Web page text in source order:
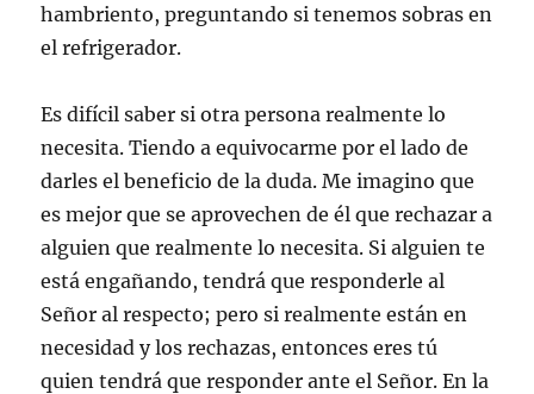
hambriento, preguntando si tenemos sobras en
el refrigerador.
Es difícil saber si otra persona realmente lo
necesita. Tiendo a equivocarme por el lado de
darles el beneficio de la duda. Me imagino que
es mejor que se aprovechen de él que rechazar a
alguien que realmente lo necesita. Si alguien te
está engañando, tendrá que responderle al
Señor al respecto; pero si realmente están en
necesidad y los rechazas, entonces eres tú
quien tendrá que responder ante el Señor. En la